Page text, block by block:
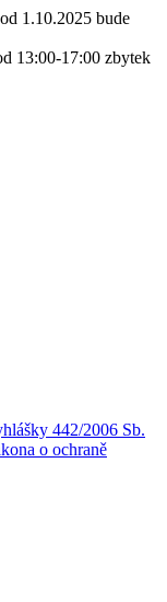
1.10.2025 bude
13:00-17:00 zbytek
442/2006 Sb.
o ochraně